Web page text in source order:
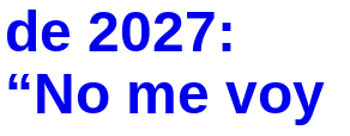
de 2027:
“No me voy